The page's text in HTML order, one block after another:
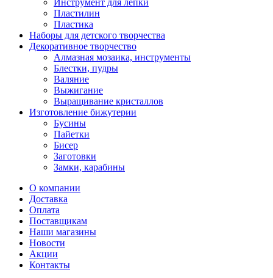
Пластилин
Пластика
Наборы для детского творчества
Декоративное творчество
Алмазная мозаика, инструменты
Блестки, пудры
Валяние
Выжигание
Выращивание кристаллов
Изготовление бижутерии
Бусины
Пайетки
Бисер
Заготовки
Замки, карабины
О компании
Доставка
Оплата
Поставщикам
Наши магазины
Новости
Акции
Контакты